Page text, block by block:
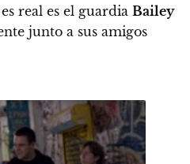
es real es el guardia Bailey
junto a sus amigos